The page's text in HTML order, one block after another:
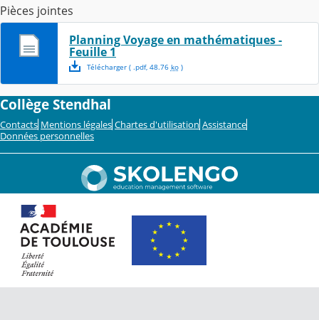
Pièces jointes
Planning Voyage en mathématiques -
Feuille 1
Télécharger( .pdf, 48.76 ko)
Collège Stendhal
Contacts Mentions légales Chartes d'utilisation Assistance
Données personnelles